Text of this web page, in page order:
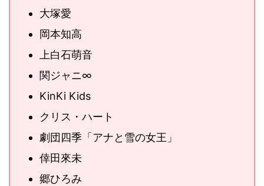
大塚愛
岡本知高
上白石萌音
関ジャニ∞
KinKi Kids
クリス・ハート
劇団四季「アナと雪の女王」
倖田來未
郷ひろみ